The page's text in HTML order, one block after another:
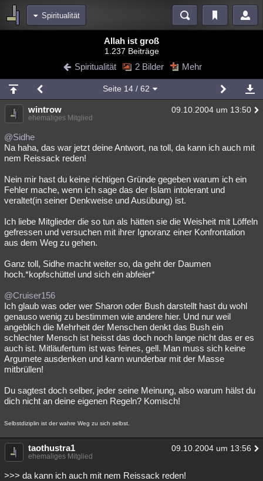
Spiritualität
Blogs Videos
Chat Wiki Neuigkeiten
meine Rubriken
Menschen Mystery Kriminalfälle
Spiritualität
Natur Umfragen
weitere Rubriken
Philosophie Träume Orte Esoterik Literatur
Astronomie Helpdesk Gruppen Gaming Filme
Musik Clash Verbesserungen
Besucht Teilgenommen Alle Neue
Lesenswert
Allah ist groß
1.237 Beiträge
Spiritualität 2 Bilder Mehr
Seite 14/ 62
wintrow 09.10.2004 um 13:50
ehemaliges Mitglied
@Sidhe
Na haha, das war jetzt deine Antwort, na toll, da kann ich auch mit
nem Reissack reden!
Nein mir hast du keine richtigen Gründe gegeben warum ich ein
Fehler mache, wenn ich sage das der Islam intolerant und
veraltet(in seiner Denkweise und Ausübung) ist.
Ich liebe Mitglieder die so tun als hätten sie die Weisheit mit Löffeln
gefressen und versuchen mit ihrer Ignoranz einer Konfrontation
aus dem Weg zu gehen.
Ganz toll, Sidhe macht weiter so, da geht der Daumen
hoch.*kopfschüttel und sich ein abfeier*
@Cruiser156
Ich glaub was oder wer Sharon oder Bush darstellt hast du wohl
genauso wenig zu bestimmen wie andere hier. Und nur weil
angeblich die Mehrheit der Menschen denkt das Bush ein
schlechter Mensch ist heisst das doch noch lange nicht das er es
auch ist. Mitläufertum ist was feines, gell. Man muss sich keine
Argumete ausdenken und kann wunderbar mit der Masse
mitbrüllen!
Du sagtest doch selber, jeder seine Meinung, also warum hälst du
dich nicht an deine eigenen Regeln? Komisch!
Selbstdiziplin ist der wahre Weg zu sich selbst.
taothustra1 09.10.2004 um 13:56
ehemaliges Mitglied
>>> da kann ich auch mit nem Reissack reden!